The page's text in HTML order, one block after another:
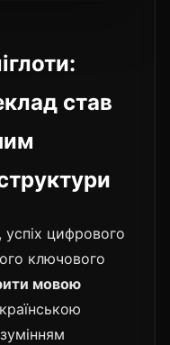
став
успіх цифрового
ключового
мовою